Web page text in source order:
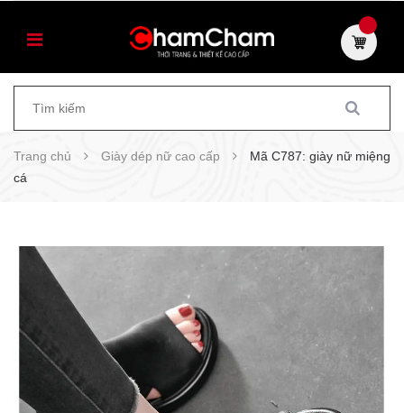
Trang chủ Giày dép nữ cao cấp
Mã C787: giày nữ miệng
cá